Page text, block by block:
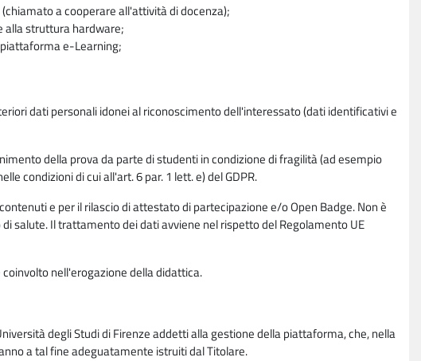
a cooperare all'attività di docenza);
alla struttura hardware;
e-Learning;
dati personali idonei al riconoscimento dell'interessato (dati identificativi e
della prova da parte di studenti in condizione di fragilità (ad esempio
condizioni di cui all'art. 6 par. 1 lett. e) del GDPR.
e per il rilascio di attestato di partecipazione e/o Open Badge. Non è
salute. Il trattamento dei dati avviene nel rispetto del Regolamento UE
nell'erogazione della didattica.
degli Studi di Firenze addetti alla gestione della piattaforma, che, nella
a tal fine adeguatamente istruiti dal Titolare.